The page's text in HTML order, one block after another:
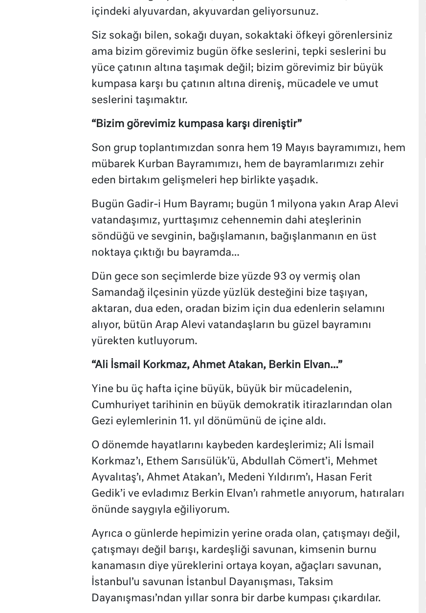
içindeki alyuvardan, akyuvardan geliyorsunuz.
Siz sokağı bilen, sokağı duyan, sokaktaki öfkeyi görenlersiniz
ama bizim görevimiz bugün öfke seslerini, tepki seslerini bu
yüce çatının altına taşımak değil; bizim görevimiz bir büyük
kumpasa karşı bu çatının altına direniş, mücadele ve umut
seslerini taşımaktır.
“Bizim görevimiz kumpasa karşı direniştir”
Son grup toplantımızdan sonra hem 19 Mayıs bayramımızı, hem
mübarek Kurban Bayramımızı, hem de bayramlarımızı zehir
eden birtakım gelişmeleri hep birlikte yaşadık.
Bugün Gadir-i Hum Bayramı; bugün 1 milyona yakın Arap Alevi
vatandaşımız, yurttaşımız cehennemin dahi ateşlerinin
söndüğü ve sevginin, bağışlamanın, bağışlanmanın en üst
noktaya çıktığı bu bayramda…
Dün gece son seçimlerde bize yüzde 93 oy vermiş olan
Samandağ ilçesinin yüzde yüzlük desteğini bize taşıyan,
aktaran, dua eden, oradan bizim için dua edenlerin selamını
alıyor, bütün Arap Alevi vatandaşların bu güzel bayramını
yürekten kutluyorum.
“Ali İsmail Korkmaz, Ahmet Atakan, Berkin Elvan…”
Yine bu üç hafta içine büyük, büyük bir mücadelenin,
Cumhuriyet tarihinin en büyük demokratik itirazlarından olan
Gezi eylemlerinin 11. yıl dönümünü de içine aldı.
O dönemde hayatlarını kaybeden kardeşlerimiz; Ali İsmail
Korkmaz’ı, Ethem Sarısülük’ü, Abdullah Cömert’i, Mehmet
Ayvalıtaş’ı, Ahmet Atakan’ı, Medeni Yıldırım’ı, Hasan Ferit
Gedik’i ve evladımız Berkin Elvan’ı rahmetle anıyorum, hatıraları
önünde saygıyla eğiliyorum.
Ayrıca o günlerde hepimizin yerine orada olan, çatışmayı değil,
çatışmayı değil barışı, kardeşliği savunan, kimsenin burnu
kanamasın diye yüreklerini ortaya koyan, ağaçları savunan,
İstanbul’u savunan İstanbul Dayanışması, Taksim
Dayanışması’ndan yıllar sonra bir darbe kumpası çıkardılar.